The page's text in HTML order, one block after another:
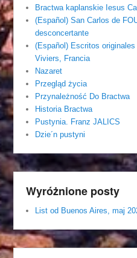
Bractwa kaplanskie Iesus
(Español) San Carlos de
desconcertante
(Español) Escritos
Viviers, Francia
Nazaret
Przegląd życia
Przynależność Do Bractwa
Historia Bractwa
Pustynia. Franz JALICS
Dzie´n pustyni
Wyróżnione posty
List od Buenos Aires, maj